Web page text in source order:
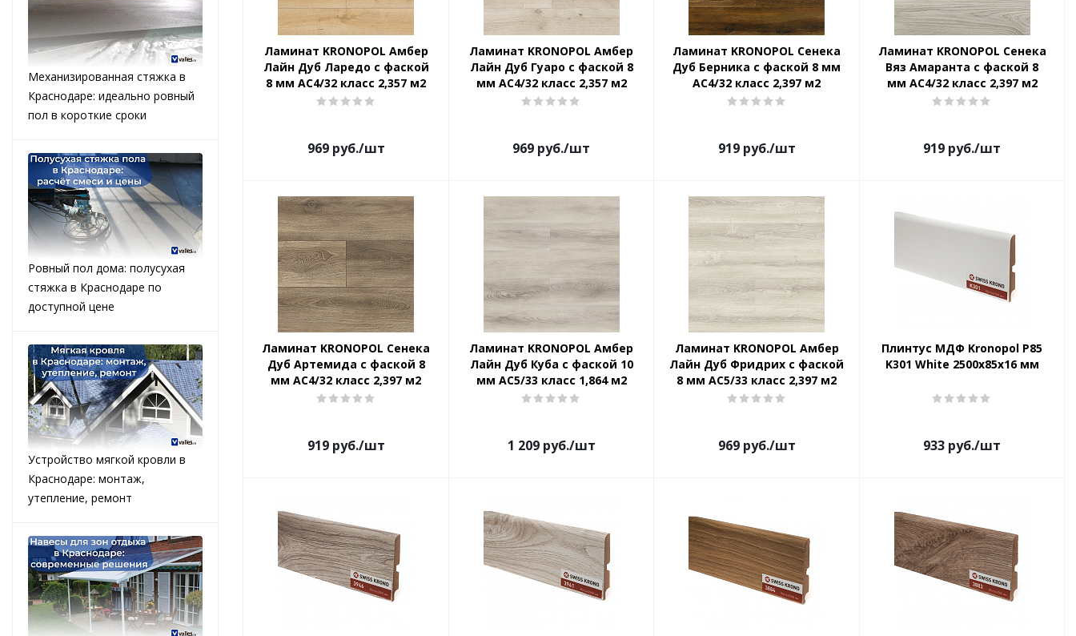
Ламинат KRONOPOL Амбер
Лайн Дуб Ларедо с фаской
8 мм АС4/32 класс 2,357 м2
969руб./шт
Ламинат KRONOPOL Амбер
Лайн Дуб Гуаро с фаской 8
мм АС4/32 класс 2,357 м2
969 руб./шт
Ламинат KRONOPOL Сенека
Дуб Берника с фаской 8 мм
АС4/32 класс 2,397 м2
919руб./шт
Ламинат KRONOPOL Сенека
Вяз Амаранта с фаской 8
мм АС4/32 класс 2,397 м2
919 руб./шт
Ламинат KRONOPOL Сенека
Дуб Артемида с фаской 8
мм АС4/32 класс 2,397 м2
919руб./шт
Ламинат KRONOPOL Амбер
Лайн Дуб Куба с фаской 10
мм АС5/33 класс 1,864 м2
1 209руб./шт
Ламинат KRONOPOL Амбер
Лайн Дуб Фридрих с фаской
8 мм АС5/33 класс 2,397 м2
969руб./шт
Плинтус МДФ Kronopol P85
K301 White 2500х85х16 мм
933 руб./шт
Механизированная стяжка в
Краснодаре: идеально ровный
пол в короткие сроки
Ровный пол дома: полусухая
стяжка в Краснодаре по
доступной цене
Устройство мягкой кровли в
Краснодаре: монтаж,
утепление, ремонт